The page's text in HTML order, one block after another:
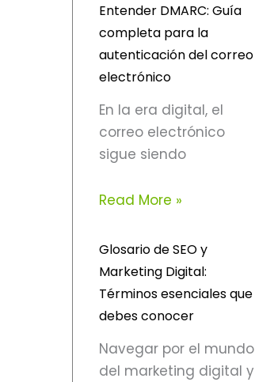
Entender DMARC: Guía
completa para la
autenticación del correo
electrónico
En la era digital, el
correo electrónico
sigue siendo
Read More »
Glosario de SEO y
Marketing Digital:
Términos esenciales que
debes conocer
Navegar por el mundo
del marketing digital y